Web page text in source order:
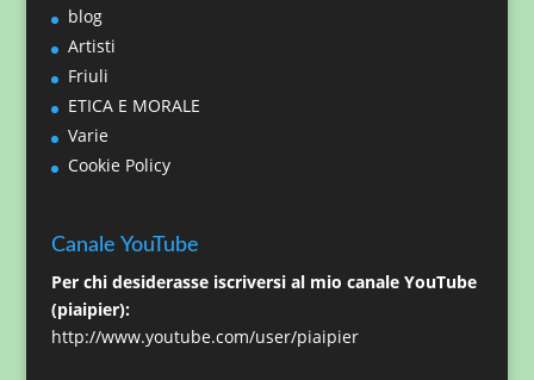
blog
Artisti
Friuli
ETICA E MORALE
Varie
Cookie Policy
Canale YouTube
Per chi desiderasse iscriversi al mio canale YouTube
(piaipier):
http://www.youtube.com/user/piaipier